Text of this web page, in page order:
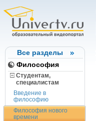
Все разделы
Философия
Студентам,
cпециалистам
Введение в
философию
Философия нового
времени